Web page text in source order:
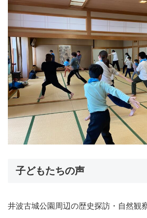
子どもたちの声
井波古城公園周辺の歴史探訪・自然観